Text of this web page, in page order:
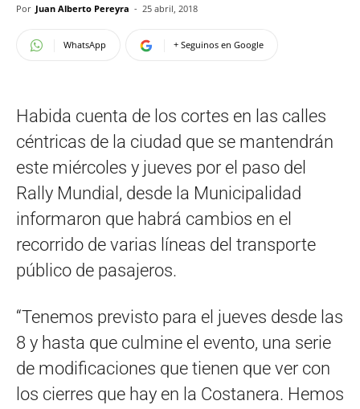
Por Juan Alberto Pereyra - 25 abril, 2018
WhatsApp + Seguinos en Google
Habida cuenta de los cortes en las calles
céntricas de la ciudad que se mantendrán
este miércoles y jueves por el paso del
Rally Mundial, desde la Municipalidad
informaron que habrá cambios en el
recorrido de varias líneas del transporte
público de pasajeros.
“Tenemos previsto para el jueves desde las
8 y hasta que culmine el evento, una serie
de modificaciones que tienen que ver con
los cierres que hay en la Costanera. Hemos